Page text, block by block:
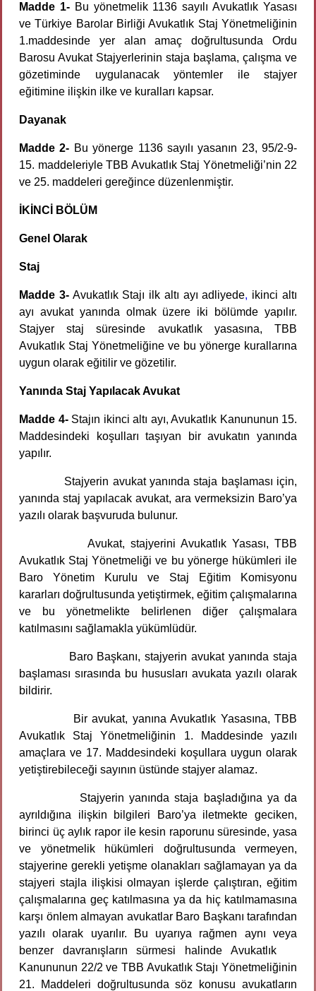
Madde 1-Bu yönetmelik 1136 sayılı Avukatlık Yasası
ve Türkiye Barolar Birliği Avukatlık Staj Yönetmeliğinin
1.maddesinde yer alan amaç doğrultusunda Ordu
Barosu Avukat Stajyerlerinin staja başlama, çalışma ve
gözetiminde uygulanacak yöntemler ile stajyer
eğitimine ilişkin ilke ve kuralları kapsar.
Dayanak
Madde 2- Bu yönerge 1136 sayılı yasanın 23, 95/2-9-
15. maddeleriyle TBB Avukatlık Staj Yönetmeliği’nin 22
ve 25. maddeleri gereğince düzenlenmiştir.
İKİNCİ BÖLÜM
Genel Olarak
Staj
Madde 3-Avukatlık Stajı ilk altı ayı adliyede, ikinci altı
ayı avukat yanında olmak üzere iki bölümde yapılır.
Stajyer staj süresinde avukatlık yasasına, TBB
Avukatlık Staj Yönetmeliğine ve bu yönerge kurallarına
uygun olarak eğitilir ve gözetilir.
Yanında Staj Yapılacak Avukat
Madde 4-Stajın ikinci altı ayı, Avukatlık Kanununun 15.
Maddesindeki koşulları taşıyan bir avukatın yanında
yapılır.
Stajyerin avukat yanında staja başlaması için,
yanında staj yapılacak avukat, ara vermeksizin Baro’ya
yazılı olarak başvuruda bulunur.
Avukat, stajyerini Avukatlık Yasası, TBB
Avukatlık Staj Yönetmeliği ve bu yönerge hükümleri ile
Baro Yönetim Kurulu ve Staj Eğitim Komisyonu
kararları doğrultusunda yetiştirmek, eğitim çalışmalarına
ve bu yönetmelikte belirlenen diğer çalışmalara
katılmasını sağlamakla yükümlüdür.
Baro Başkanı, stajyerin avukat yanında staja
başlaması sırasında bu hususları avukata yazılı olarak
bildirir.
Bir avukat, yanına Avukatlık Yasasına, TBB
Avukatlık Staj Yönetmeliğinin 1. Maddesinde yazılı
amaçlara ve 17. Maddesindeki koşullara uygun olarak
yetiştirebileceği sayının üstünde stajyer alamaz.
Stajyerin yanında staja başladığına ya da
ayrıldığına ilişkin bilgileri Baro’ya iletmekte geciken,
birinci üç aylık rapor ile kesin raporunu süresinde, yasa
ve yönetmelik hükümleri doğrultusunda vermeyen,
stajyerine gerekli yetişme olanakları sağlamayan ya da
stajyeri stajla ilişkisi olmayan işlerde çalıştıran, eğitim
çalışmalarına geç katılmasına ya da hiç katılmamasına
karşı önlem almayan avukatlar Baro Başkanı tarafından
yazılı olarak uyarılır. Bu uyarıya rağmen aynı veya
benzer davranışların sürmesi halinde Avukatlık
Kanununun 22/2 ve TBB Avukatlık Stajı Yönetmeliğinin
21. Maddeleri doğrultusunda söz konusu avukatların